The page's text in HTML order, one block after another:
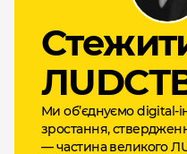
Ми об’єднуємо digital-
зростання,
— частина великого